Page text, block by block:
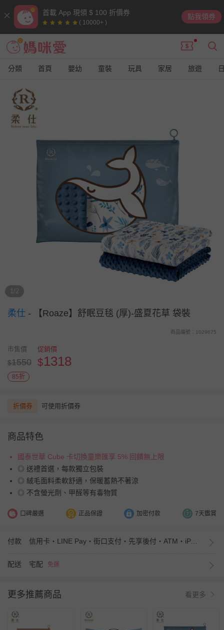
首載 App 現領 $ 100 折價券
( 10000+ )
點我領券
分類 首頁 嬰幼 童裝 玩具 家居 旅遊
1/2
柔仕 - 【Roaze】舒眠豆毯 (厚)-盛夏花草 袋裝
商品編號：1029675
市售價
$1550
促銷價
$1318
85折
折價券 可使用折價券
商品特色
國泰世華 Cube 卡切換童樂匯享 5% 回饋無上限
◎ 送禮首選，每款獨立包裝
◎ 絨毛面料柔軟舒適，保暖蓄熱不著涼
◎ 不含螢光劑、甲醛等有毒物質
口碑嚴選 正品保證 加密付款 7天鑑賞
付款 信用卡・LINE Pay・街口支付・先享後付・ATM・iPASS MONEY
配送 宅配 免運
更多推薦商品 看更多